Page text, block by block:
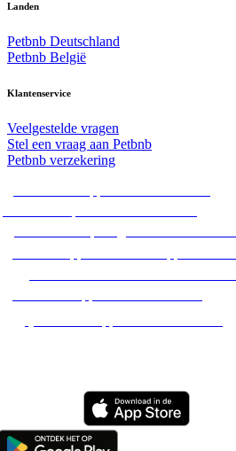
Landen
Petbnb Deutschland
Petbnb België
Klantenservice
Veelgestelde vragen
Stel een vraag aan Petbnb
Petbnb verzekering